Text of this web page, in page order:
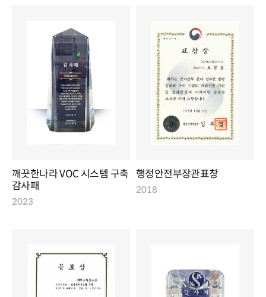
깨끗한나라 VOC 시스템 구축
감사패
2023
행정안전부장관표창
2018